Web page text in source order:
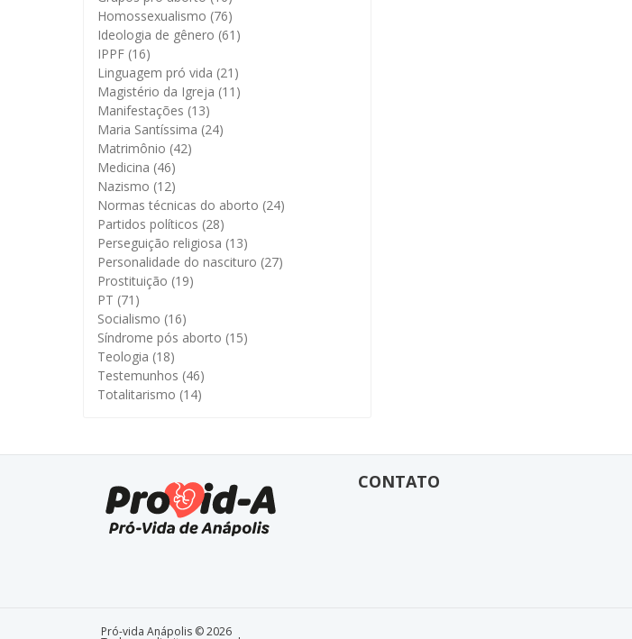
Homossexualismo (76)
Ideologia de gênero (61)
IPPF (16)
Linguagem pró vida (21)
Magistério da Igreja (11)
Manifestações (13)
Maria Santíssima (24)
Matrimônio (42)
Medicina (46)
Nazismo (12)
Normas técnicas do aborto (24)
Partidos políticos (28)
Perseguição religiosa (13)
Personalidade do nascituro (27)
Prostituição (19)
PT (71)
Socialismo (16)
Síndrome pós aborto (15)
Teologia (18)
Testemunhos (46)
Totalitarismo (14)
CONTATO
Pró-vida Anápolis © 2026